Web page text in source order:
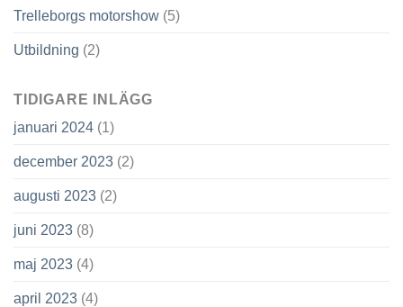
Trelleborgs motorshow (5)
Utbildning (2)
TIDIGARE INLÄGG
januari 2024 (1)
december 2023 (2)
augusti 2023 (2)
juni 2023 (8)
maj 2023 (4)
april 2023 (4)